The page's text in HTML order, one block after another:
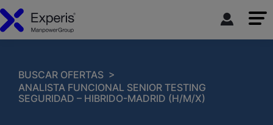
BUSCAR OFERTAS >
ANALISTA FUNCIONAL SENIOR TESTING
SEGURIDAD – HIBRIDO-MADRID (H/M/X)